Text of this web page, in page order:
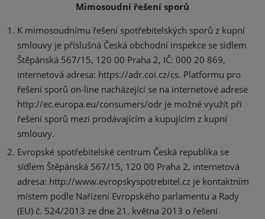
Mimosoudní řešení sporů
K mimosoudnímu řešení spotřebitelských sporů z kupní
smlouvy je příslušná Česká obchodní inspekce se sídlem
Štěpánská 567/15, 120 00 Praha 2, IČ: 000 20 869,
internetová adresa: https://adr.coi.cz/cs. Platformu pro
řešení sporů on-line nacházející se na internetové adrese
http://ec.europa.eu/consumers/odr je možné využít při
řešení sporů mezi prodávajícím a kupujícím z kupní
smlouvy.
Evropské spotřebitelské centrum Česká republika se
sídlem Štěpánská 567/15, 120 00 Praha 2, internetová
adresa: http://www.evropskyspotrebitel.cz je kontaktním
místem podle Nařízení Evropského parlamentu a Rady
(EU) č. 524/2013 ze dne 21. května 2013 o řešení